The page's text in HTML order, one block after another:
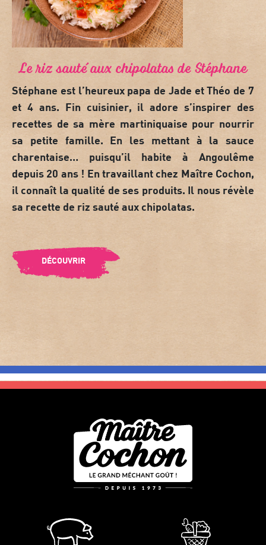
Le riz sauté aux chipolatas de Stéphane
Stéphane est l’heureux papa de Jade et Théo de 7
et 4 ans. Fin cuisinier, il adore s’inspirer des
recettes de sa mère martiniquaise pour nourrir
sa petite famille. En les mettant à la sauce
charentaise… puisqu’il habite à Angoulême
depuis 20 ans ! En travaillant chez Maître Cochon,
il connaît la qualité de ses produits. Il nous révèle
sa recette de riz sauté aux chipolatas.
DÉCOUVRIR